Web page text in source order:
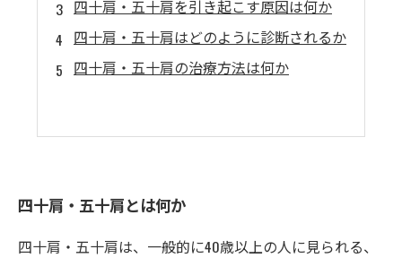
四十肩・五十肩を引き起こす原因は何か
四十肩・五十肩はどのように診断されるか
四十肩・五十肩の治療方法は何か
四十肩・五十肩とは何か
四十肩・五十肩は、一般的に40歳以上の人に見られる、